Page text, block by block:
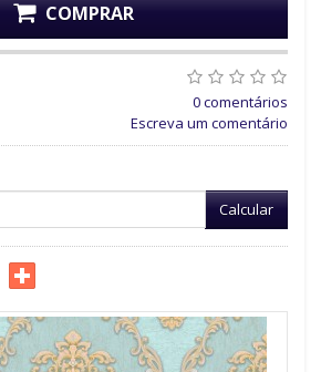
COMPRAR
0 comentários
Escreva um comentário
Calcular